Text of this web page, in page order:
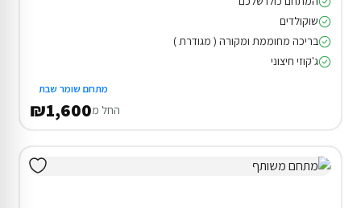
שוקולדים
בריכה מחוממת ומקורה ( מגודרת )
ג'קוזי חיצוני
מתחם שומר שבת
החל מ₪1,600